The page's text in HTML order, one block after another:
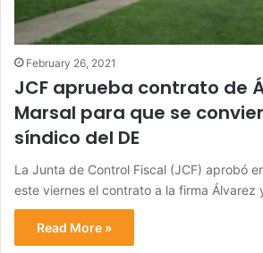
February 26, 2021
JCF aprueba contrato de
Marsal para que se
síndico del DE
La Junta de Control Fiscal (JCF) aprobó
este viernes el contrato a la firma Álvarez
Read More »